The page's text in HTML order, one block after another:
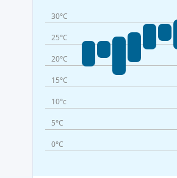
30°C
25°C
20°C
15°C
10°c
5°C
0°C